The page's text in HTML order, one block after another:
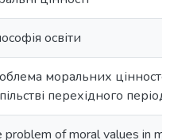
освіти
моральних
перехідного періоду
problem of moral values in